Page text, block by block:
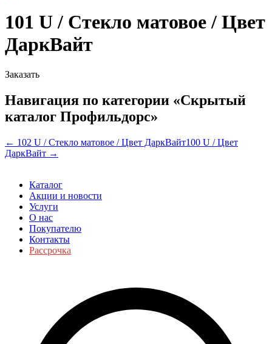
101 U / Стекло матовое / Цвет
ДаркВайт
Заказать
Навигация по категории «Скрытый
каталог Профильдорс»
← 102 U / Стекло матовое / Цвет ДаркВайт100 U / Цвет
ДаркВайт →
Каталог
Акции и новости
Услуги
О нас
Покупателю
Контакты
Рассрочка